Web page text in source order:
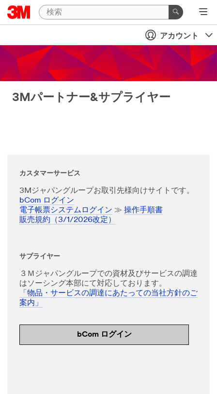
アカウント
3Mパートナー&サプライヤー
カスタマーサービス
3Mジャパングループお取引先様向けサイトです。
bCom ログイン
電子帳票システムログイン ≫ 操作手順書
販売規約（3/1/2026改定）
サプライヤー
３Ｍジャパングループでの資材及びサービスの調達
はソーシング本部にて対応しております。
「物品・サービスの調達にあたっての当社方針のご
案内」
bCom ログイン